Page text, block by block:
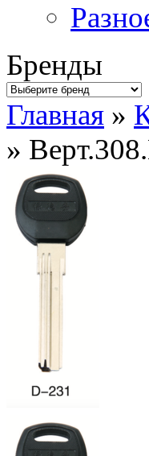
Бренды
Главная »
»